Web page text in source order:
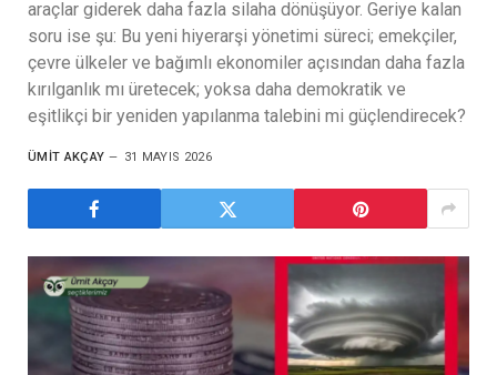
araçlar giderek daha fazla silaha dönüşüyor. Geriye kalan
soru ise şu: Bu yeni hiyerarşi yönetimi süreci; emekçiler,
çevre ülkeler ve bağımlı ekonomiler açısından daha fazla
kırılganlık mı üretecek; yoksa daha demokratik ve
eşitlikçi bir yeniden yapılanma talebini mi güçlendirecek?
ÜMIT AKÇAY 31 MAYIS 2026